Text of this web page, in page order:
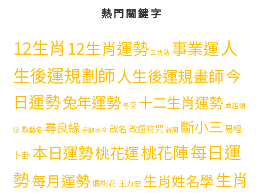
熱門關鍵字
12生肖 12生肖運勢 三伏貼 事業運人
生後運規劃師 人生後運規畫師今
日運勢兔年運勢冬至 十二生肖運勢 卓越雜
誌 取藝名 尋良緣 手腳冰冷 改名 改運符咒 新聞 斷小三易經
卜卦本日運勢桃花運桃花陣每日運
勢每月運勢 爛桃花 王力宏 生肖姓名學生肖